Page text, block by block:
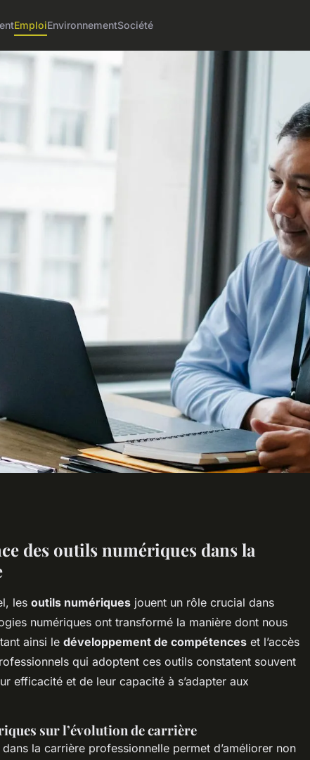
EmploiEnvironnementSociété
des outils numériques dans la
les outils numériques jouent un rôle crucial dans
numériques ont transformé la manière dont nous
ainsi le développement de compétences et l’accès
qui adoptent ces outils constatent souvent
efficacité et de leur capacité à s’adapter aux
sur l’évolution de carrière
la carrière professionnelle permet d’améliorer non